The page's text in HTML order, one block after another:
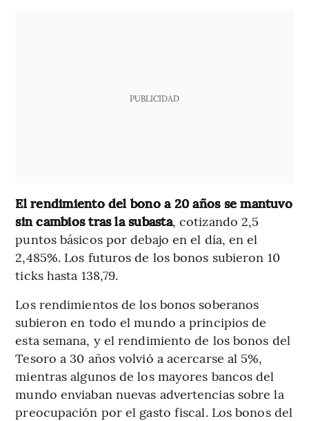
PUBLICIDAD
El rendimiento del bono a 20 años se mantuvo
sin cambios tras la subasta, cotizando 2,5
puntos básicos por debajo en el día, en el
2,485%. Los futuros de los bonos subieron 10
ticks hasta 138,79.
Los rendimientos de los bonos soberanos
subieron en todo el mundo a principios de
esta semana, y el rendimiento de los bonos del
Tesoro a 30 años volvió a acercarse al 5%,
mientras algunos de los mayores bancos del
mundo enviaban nuevas advertencias sobre la
preocupación por el gasto fiscal. Los bonos del